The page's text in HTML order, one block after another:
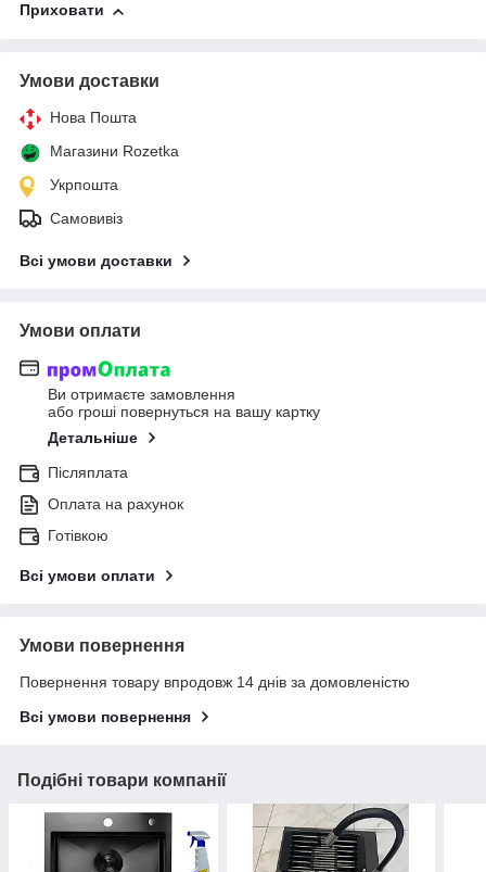
Приховати
Умови доставки
Нова Пошта
Магазини Rozetka
Укрпошта
Самовивіз
Всі умови доставки
Умови оплати
Ви отримаєте замовлення
або гроші повернуться на вашу картку
Детальніше
Післяплата
Оплата на рахунок
Готівкою
Всі умови оплати
Умови повернення
Повернення товару впродовж 14 днів за домовленістю
Всі умови повернення
Подібні товари компанії